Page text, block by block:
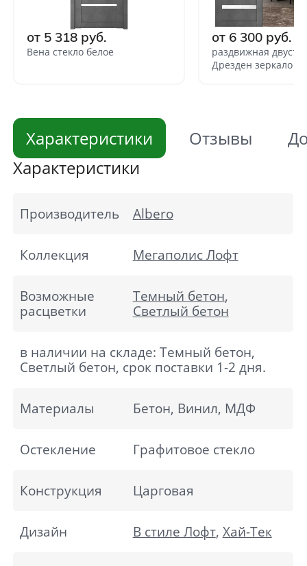
от 5 318 руб.
Вена стекло белое
от 6 300 руб.
раздвижная
Дрезден зеркало
Характеристики Отзывы
Характеристики
Производитель Albero
Коллекция Мегаполис Лофт
Возможные
расцветки
Темный бетон,
Светлый бетон
в наличии на складе: Темный бетон,
Светлый бетон, срок поставки 1-2 дня.
Материалы Бетон, Винил, МДФ
Остекление Графитовое стекло
Конструкция Царговая
Дизайн В стиле Лофт, Хай-Тек